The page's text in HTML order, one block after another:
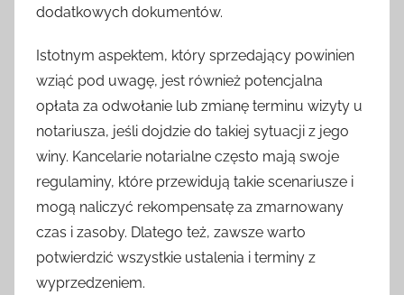
dodatkowych dokumentów.
Istotnym aspektem, który sprzedający powinien
wziąć pod uwagę, jest również potencjalna
opłata za odwołanie lub zmianę terminu wizyty u
notariusza, jeśli dojdzie do takiej sytuacji z jego
winy. Kancelarie notarialne często mają swoje
regulaminy, które przewidują takie scenariusze i
mogą naliczyć rekompensatę za zmarnowany
czas i zasoby. Dlatego też, zawsze warto
potwierdzić wszystkie ustalenia i terminy z
wyprzedzeniem.